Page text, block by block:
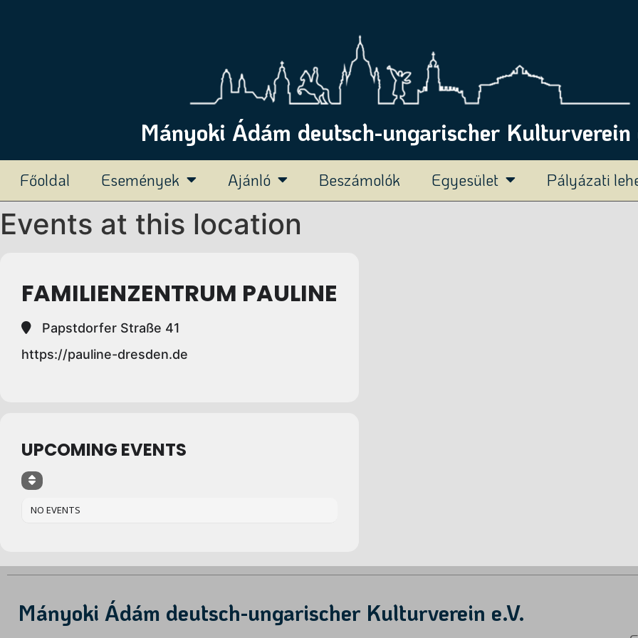
Mányoki Ádám deutsch-ungarischer Kulturverein
Főoldal Események Ajánló Beszámolók Egyesület Pályázati
Events at this location
FAMILIENZENTRUM PAULINE
Papstdorfer Straße 41
https://pauline-dresden.de
UPCOMING EVENTS
NO EVENTS
Mányoki Ádám deutsch-ungarischer Kulturverein e.V.